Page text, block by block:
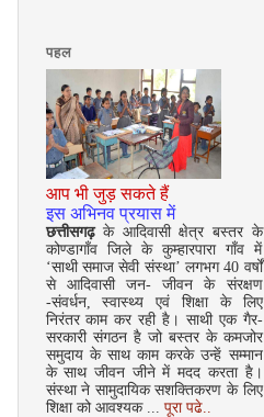
जनवरी 2009
पहल
आप भी जुड़ सकते हैं
इस अभिनव प्रयास में
छत्तीसगढ़के आदिवासी क्षेत्र बस्तर के
कोण्डागाँव जिले के कुम्हारपारा गाँव में
‘साथी समाज सेवी संस्था’ लगभग 40 वर्षों
से आदिवासी जन- जीवन के संरक्षण
-संवर्धन, स्वास्थ्य एवं शिक्षा के लिए
निरंतर काम कर रही है। साथी एक गैर-
सरकारी संगठन है जो बस्तर के कमजोर
समुदाय के साथ काम करके उन्हें सम्मान
के साथ जीवन जीने में मदद करता है।
संस्था ने सामुदायिक सशक्तिकरण के लिए
शिक्षा को आवश्यक ... पूरा पढे..